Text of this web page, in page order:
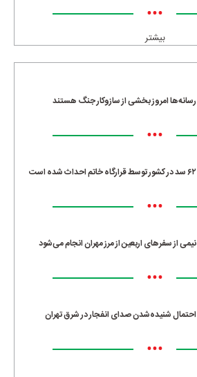
•••
بیشتر
رسانه‌ها امروز بخشی از سازوکار جنگ هستند
•••
۶۲ سد در کشور توسط قرارگاه خاتم احداث شده است
•••
نیمی از سفرهای اربعین از مرز مهران انجام می‌شود
•••
احتمال شنیده‌شدن صدای انفجار در شرق تهران
•••